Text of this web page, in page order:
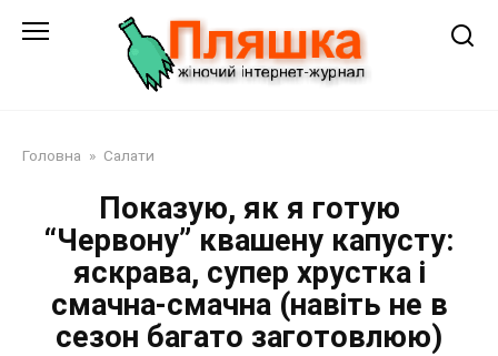
Головна » Салати
Показую, як я готую
“Червону” квашену капусту:
яскрава, супер хрустка і
смачна-смачна (навіть не в
сезон багато заготовлюю)